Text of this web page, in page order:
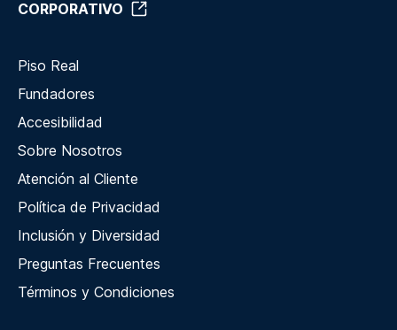
CORPORATIVO
Piso Real
Fundadores
Accesibilidad
Sobre Nosotros
Atención al Cliente
Política de Privacidad
Inclusión y Diversidad
Preguntas Frecuentes
Términos y Condiciones